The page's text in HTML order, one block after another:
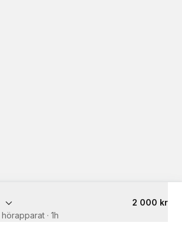
2 000 kr
· 1h